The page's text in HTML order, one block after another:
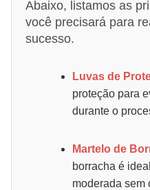
Abaixo, listamos as
você precisará para
sucesso.
Luvas de
proteção para
durante o
Martelo de
borracha é
moderada sem